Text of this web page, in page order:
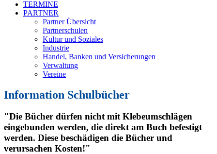
TERMINE
PARTNER
Partner Übersicht
Partnerschulen
Kultur und Soziales
Industrie
Handel, Banken und Versicherungen
Verwaltung
Vereine
Information Schulbücher
"Die Bücher dürfen nicht mit Klebeumschlägen
eingebunden werden, die direkt am Buch befestigt
werden. Diese beschädigen die Bücher und
verursachen Kosten!"